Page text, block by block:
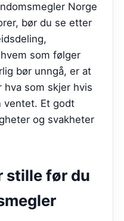
Norge
bør du se etter
som følger
bør unngå, er at
hva som skjer hvis
ventet. Et godt
og svakheter
stille før du